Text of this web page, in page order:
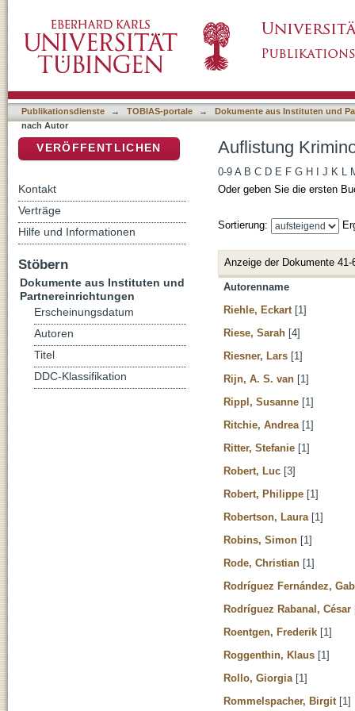
Publikationsdienste → TOBIAS-portale →
Dokumente aus Instituten und
nach Autor
Auflistung
0-9 A B C D E F G H J K L
Oder geben Sie die ersten
Sortierung:
Anzeige der Dokumente 41-
Autorenname
Riehle, Eckart [1]
Riese, Sarah [4]
Riesner, Lars [1]
Rijn, A. S. van [1]
Rippl, Susanne [1]
Ritchie, Andrea [1]
Ritter, Stefanie [1]
Robert, Luc [3]
Robert, Philippe [1]
Robertson, Laura [1]
Robins, Simon [1]
Rode, Christian [1]
Rodríguez Fernández,
Rodríguez Rabanal, César
Roentgen, Frederik [1]
Roggenthin, Klaus [1]
Rollo, Giorgia [1]
Rommelspacher, Birgit [1]
VERÖFFENTLICHEN
Kontakt
Verträge
Hilfe und Informationen
Stöbern
Dokumente aus Instituten und
Partnereinrichtungen
Erscheinungsdatum
Autoren
Titel
DDC-Klassifikation